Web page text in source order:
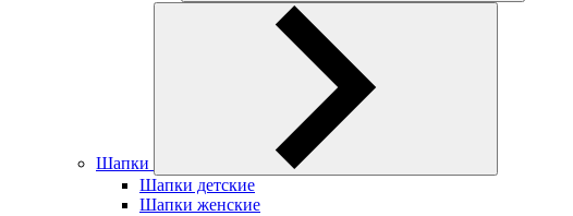
Шапки
Шапки детские
Шапки женские